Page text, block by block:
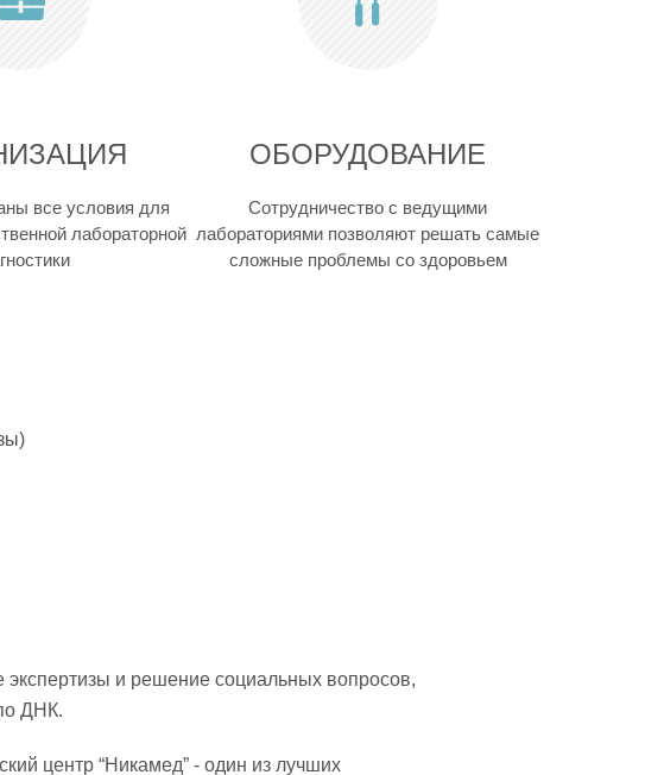
все условия для
лабораторной
ОБОРУДОВАНИЕ
Сотрудничество с ведущими
лабораториями позволяют решать самые
сложные проблемы со здоровьем
и решение социальных вопросов,
ДНК.
центр “Никамед” - один из лучших